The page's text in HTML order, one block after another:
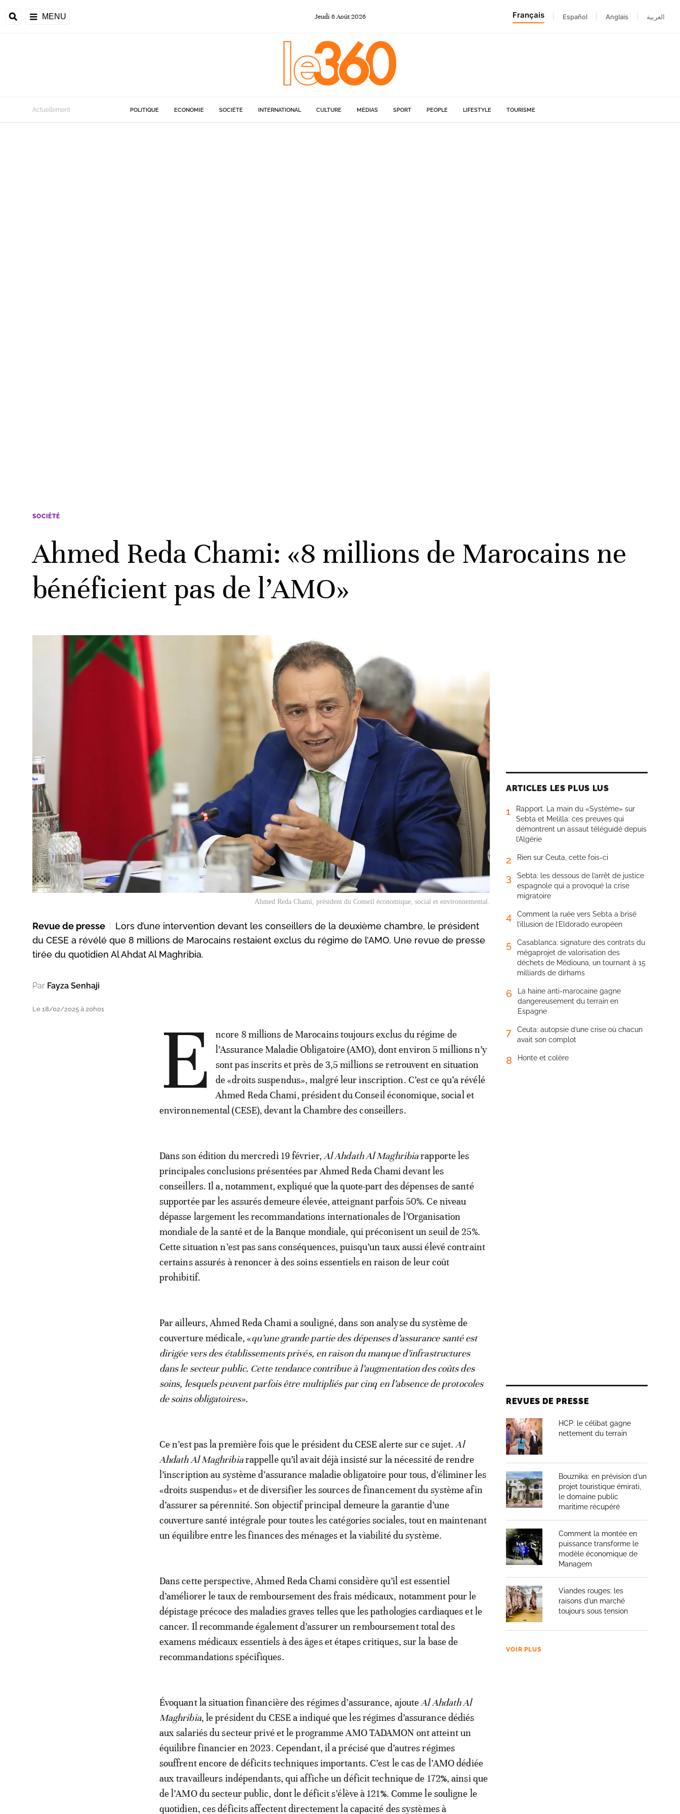
MENU Jeudi 6Août 2026 Français Español Anglais العربية
Actuellement POLITIQUE ECONOMIE SOCIÉTÉ INTERNATIONAL CULTURE MÉDIAS SPORT PEOPLE LIFESTYLE TOURISME
SOCIÉTÉ
Ahmed Reda Chami: «8 millions de Marocains ne
bénéficient pas de l’AMO»
Ahmed Reda Chami, président du Conseil économique, social et environnemental.
Revue de presse
Lors d’une intervention devant les conseillers de la deuxième chambre, le président
du CESE a révélé que 8 millions de Marocains restaient exclus du régime de l’AMO. Une revue de presse
tirée du quotidien Al Ahdat Al Maghribia.
Par Fayza Senhaji
Le 18/02/2025 à 20h01 E
ncore 8 millions de Marocains toujours exclus du régime de
l’Assurance Maladie Obligatoire (AMO), dont environ 5 millions n’y
sont pas inscrits et près de 3,5 millions se retrouvent en situation
de «droits suspendus», malgré leur inscription. C’est ce qu’a révélé
Ahmed Reda Chami, président du Conseil économique, social et
environnemental (CESE), devant la Chambre des conseillers.
Dans son édition du mercredi 19 février, Al Ahdath Al Maghribiarapporte les
principales conclusions présentées par Ahmed Reda Chami devant les
conseillers. Il a, notamment, expliqué que la quote-part des dépenses de santé
supportée par les assurés demeure élevée, atteignant parfois 50%. Ce niveau
dépasse largement les recommandations internationales de l’Organisation
mondiale de la santé et de la Banque mondiale, qui préconisent un seuil de 25%.
Cette situation n’est pas sans conséquences, puisqu’un taux aussi élevé contraint
certains assurés à renoncer à des soins essentiels en raison de leur coût
prohibitif.
Par ailleurs, Ahmed Reda Chami a souligné, dans son analyse du système de
couverture médicale, «qu’une grande partie des dépenses d’assurance santé est
dirigée vers des établissements privés, en raison du manque d’infrastructures
dans le secteur public. Cette tendance contribue à l’augmentation des coûts des
soins, lesquels peuvent parfois être multipliés par cinq en l’absence de protocoles
de soins obligatoires».
Ce n’est pas la première fois que le président du CESE alerte sur ce sujet. Al
Ahdath Al Maghribiarappelle qu’il avait déjà insisté sur la nécessité de rendre
l’inscription au système d’assurance maladie obligatoire pour tous, d’éliminer les
«droits suspendus» et de diversifier les sources de financement du système afin
d’assurer sa pérennité. Son objectif principal demeure la garantie d’une
couverture santé intégrale pour toutes les catégories sociales, tout en maintenant
un équilibre entre les finances des ménages et la viabilité du système.
Dans cette perspective, Ahmed Reda Chami considère qu’il est essentiel
d’améliorer le taux de remboursement des frais médicaux, notamment pour le
dépistage précoce des maladies graves telles que les pathologies cardiaques et le
cancer. Il recommande également d’assurer un remboursement total des
examens médicaux essentiels à des âges et étapes critiques, sur la base de
recommandations spécifiques.
Évoquant la situation financière des régimes d’assurance, ajoute Al Ahdath Al
Maghribia, le président du CESE a indiqué que les régimes d’assurance dédiés
aux salariés du secteur privé et le programme AMO TADAMON ont atteint un
équilibre financier en 2023. Cependant, il a précisé que d’autres régimes
souffrent encore de déficits techniques importants. C’est le cas de l’AMO dédiée
aux travailleurs indépendants, qui affiche un déficit technique de 172%, ainsi que
de l’AMO du secteur public, dont le déficit s’élève à 121%. Comme le souligne le
quotidien, ces déficits affectent directement la capacité des systèmes à
ARTICLES LES PLUS LUS
1
Rapport. La main du «Système» sur
Sebta et Melilla: ces preuves qui
démontrent un assaut téléguidé depuis
l’Algérie
2 Rien sur Ceuta, cette fois-ci
3
Sebta: les dessous de l’arrêt de justice
espagnole qui a provoqué la crise
migratoire
4
Comment la ruée vers Sebta a brisé
l’illusion de l’Eldorado européen
5
Casablanca: signature des contrats du
mégaprojet de valorisation des
déchets de Médiouna, un tournant à 15
milliards de dirhams
6
La haine anti-marocaine gagne
dangereusement du terrain en
Espagne
7
Ceuta: autopsie d’une crise où chacun
avait son complot
8 Honte et colère
REVUES DE PRESSE
HCP: le célibat gagne
nettement du terrain
Bouznika: en prévision d’un
projet touristique émirati,
le domaine public
maritime récupéré
Comment la montée en
puissance transforme le
modèle économique de
Managem
Viandes rouges: les
raisons d’un marché
toujours sous tension
VOIR PLUS